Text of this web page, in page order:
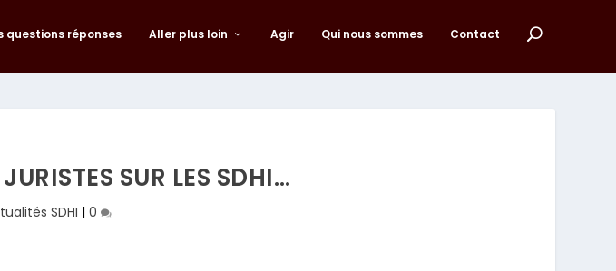
questions réponses Aller plus loin Agir Qui nous sommes Contact
SUR LES SDHI…
SDHI | 0